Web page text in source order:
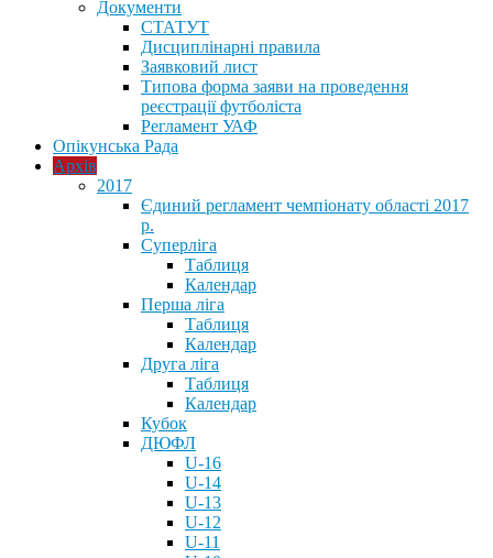
Документи
СТАТУТ
Дисциплінарні правила
Заявковий лист
Типова форма заяви на проведення
реєстрації футболіста
Регламент УАФ
Опікунська Рада
Архів
2017
Єдиний регламент чемпіонату області 2017
р.
Суперліга
Таблиця
Календар
Перша ліга
Таблиця
Календар
Друга ліга
Таблиця
Календар
Кубок
ДЮФЛ
U-16
U-14
U-13
U-12
U-11